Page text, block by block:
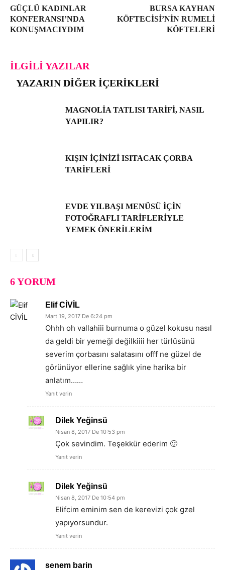
GÜÇLÜ KADINLAR
KONFERANSI’NDA
KONUŞMACIYDIM
BURSA KAYHAN
KÖFTECISI’NIN RUMELI
KÖFTELERI
İLGILI YAZILAR
YAZARIN DIĞER İÇERIKLERI
MAGNOLIA TATLISI TARIFI, NASIL
YAPILIR?
KIŞIN İÇINIZI ISITACAK ÇORBA
TARIFLERI
EVDE YILBAŞI MENÜSÜ IÇIN
FOTOĞRAFLI TARIFLERIYLE
YEMEK ÖNERILERIM
6 YORUM
Elif CİVİL
Mart 19, 2017 De 6:24 pm
Ohhh oh vallahiii burnuma o güzel kokusu nasıl
da geldi bir yemeği değilkiiii her türlüsünü
severim çorbasını salatasını offf ne güzel de
görünüyor ellerine sağlık yine harika bir
anlatım……
Yanıt verin
Dilek Yeğinsü
Nisan 8, 2017 De 10:53 pm
Çok sevindim. Teşekkür ederim 🙂
Yanıt verin
Dilek Yeğinsü
Nisan 8, 2017 De 10:54 pm
Elifcim eminim sen de kerevizi çok gzel
yapıyorsundur.
Yanıt verin
senem barin